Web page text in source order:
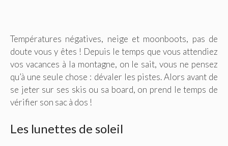
Températures négatives, neige et moonboots, pas de
doute vous y êtes ! Depuis le temps que vous attendiez
vos vacances à la montagne, on le sait, vous ne pensez
qu’à une seule chose : dévaler les pistes. Alors avant de
se jeter sur ses skis ou sa board, on prend le temps de
vérifier son sac à dos !
Les lunettes de soleil